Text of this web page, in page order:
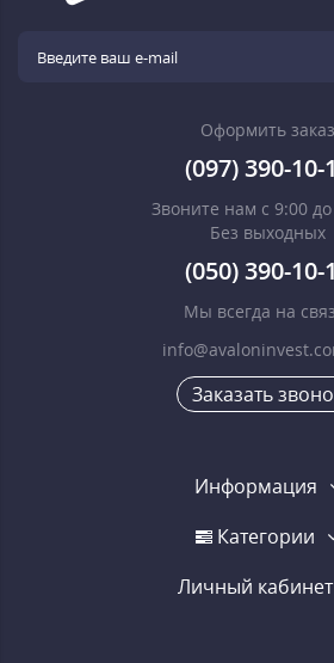
Оформить заказ
(097) 390-10-
Звоните нам с 9:00
Без выходных
(050) 390-10-
Мы всегда на
Заказать
Информация
Категории
Личный кабинет